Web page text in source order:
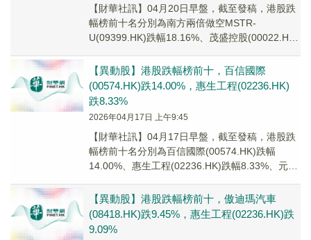
【財華社訊】04月20日早盤，截至發稿，港股跌
幅榜前十名分別為南方兩倍做空MSTR-
U(09399.HK)跌幅18.16%、茂盛控股(00022.HK)
【異動股】港股跌幅榜前十，百信國際
(00574.HK)跌14.00%，惠生工程(02236.HK)
跌8.33%
2026年04月17日 上午9:45
【財華社訊】04月17日早盤，截至發稿，港股跌
幅榜前十名分別為百信國際(00574.HK)跌幅
14.00%、惠生工程(02236.HK)跌幅8.33%、元亨
【異動股】港股跌幅榜前十，傲迪瑪汽車
(08418.HK)跌9.45%，惠生工程(02236.HK)跌
9.09%